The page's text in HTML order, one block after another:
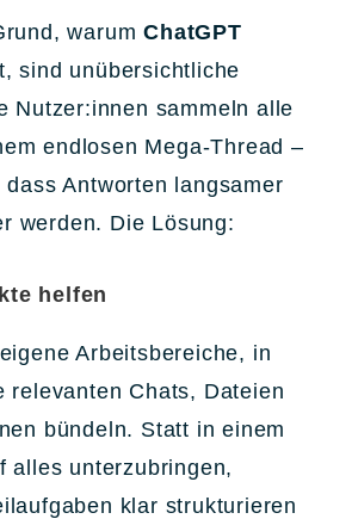
warumChatGPT
sind unübersichtliche
Nutzer:innen sammeln alle
endlosen Mega-Thread –
Antworten langsamer
werden. Die Lösung:
helfen
Arbeitsbereiche, in
relevanten Chats, Dateien
bündeln. Statt in einem
alles unterzubringen,
klar strukturieren